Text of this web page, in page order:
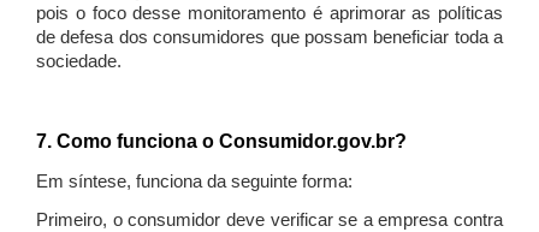
pois o foco desse monitoramento é aprimorar as políticas
de defesa dos consumidores que possam beneficiar toda a
sociedade.
7. Como funciona o Consumidor.gov.br?
Em síntese, funciona da seguinte forma:
Primeiro, o consumidor deve verificar se a empresa contra